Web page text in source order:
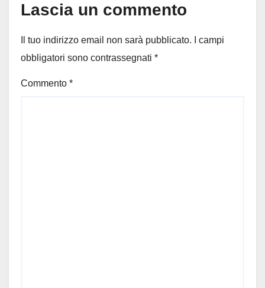
Lascia un commento
Il tuo indirizzo email non sarà pubblicato.
I campi
obbligatori sono contrassegnati *
Commento *